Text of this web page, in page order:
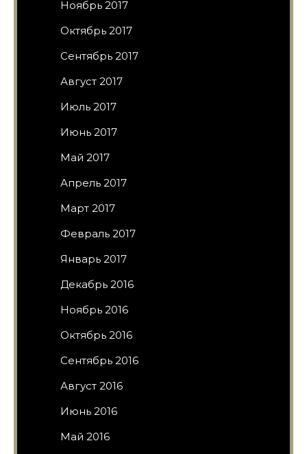
Ноябрь 2017
Октябрь 2017
Сентябрь 2017
Август 2017
Июль 2017
Июнь 2017
Май 2017
Апрель 2017
Март 2017
Февраль 2017
Январь 2017
Декабрь 2016
Ноябрь 2016
Октябрь 2016
Сентябрь 2016
Август 2016
Июнь 2016
Май 2016